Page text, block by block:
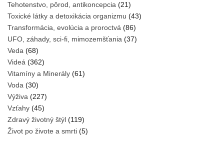
Tehotenstvo, pôrod, antikoncepcia (21)
Toxické látky a detoxikácia organizmu (43)
Transformácia, evolúcia a proroctvá (86)
UFO, záhady, sci-fi, mimozemšťania (37)
Veda (68)
Videá (362)
Vitamíny a Minerály (61)
Voda (30)
Výživa (227)
Vzťahy (45)
Zdravý životný štýl (119)
Život po živote a smrti (5)